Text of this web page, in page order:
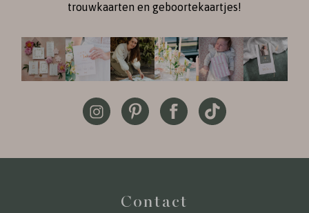
trouwkaarten en geboortekaartjes!
Contact